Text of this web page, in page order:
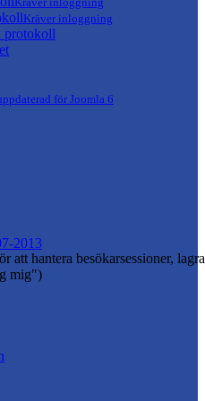
Kräver inloggning
protokoll
för Joomla 6
2013
att hantera besökarsessioner, lagra
mig")